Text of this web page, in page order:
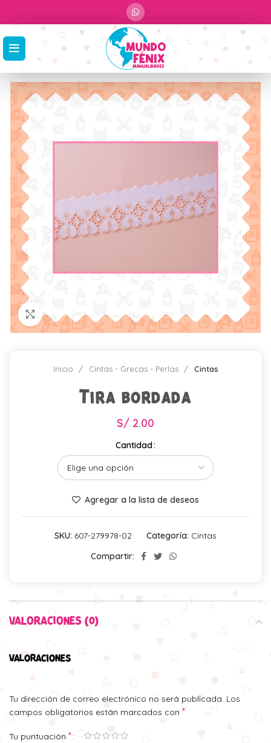
Click para agrandar
Inicio Cintas - Grecas - Perlas Cintas
Tira bordada
S/ 2.00
Cantidad
Agregar a la lista de deseos
SKU: 607-279978-02 Categoría: Cintas
Compartir:
VALORACIONES (0)
VALORACIONES
Tu dirección de correo electrónico no será publicada. Los
campos obligatorios están marcados con *
Tu puntuación *